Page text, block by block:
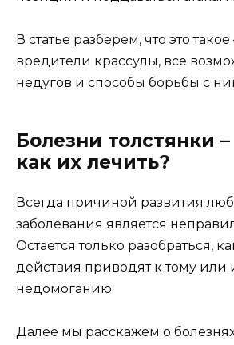
В статье разберем, что это
вредители крассулы, все
недугов и способы борьбы с
Болезни толстянки –
как их лечить?
Всегда причиной развития
заболевания является
Остается только разобраться,
действия приводят к тому или
недомоганию.
Далее мы расскажем о